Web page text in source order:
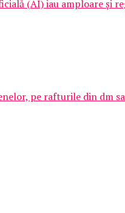
(AI) iau amploare și
pe rafturile din dm